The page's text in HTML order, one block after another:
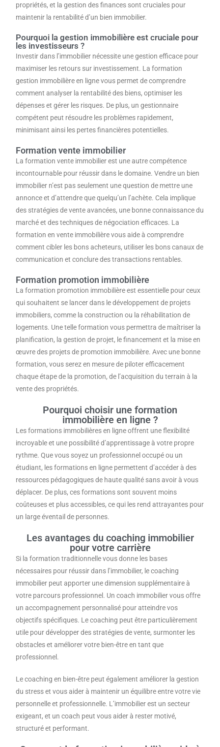
propriétés, et la gestion des finances sont cruciales pour
maintenir la rentabilité d’un bien immobilier.
Pourquoi la gestion immobilière est cruciale pour
les investisseurs ?
Investir dans l’immobilier nécessite une gestion efficace pour
maximiser les retours sur investissement. La formation
gestion immobilière en ligne vous permet de comprendre
comment analyser la rentabilité des biens, optimiser les
dépenses et gérer les risques. De plus, un gestionnaire
compétent peut résoudre les problèmes rapidement,
minimisant ainsi les pertes financières potentielles.
Formation vente immobilier
La formation vente immobilier est une autre compétence
incontournable pour réussir dans le domaine. Vendre un bien
immobilier n’est pas seulement une question de mettre une
annonce et d’attendre que quelqu’un l’achète. Cela implique
des stratégies de vente avancées, une bonne connaissance du
marché et des techniques de négociation efficaces. La
formation en vente immobilière vous aide à comprendre
comment cibler les bons acheteurs, utiliser les bons canaux de
communication et conclure des transactions rentables.
Formation promotion immobilière
La formation promotion immobilière est essentielle pour ceux
qui souhaitent se lancer dans le développement de projets
immobiliers, comme la construction ou la réhabilitation de
logements. Une telle formation vous permettra de maîtriser la
planification, la gestion de projet, le financement et la mise en
œuvre des projets de promotion immobilière. Avec une bonne
formation, vous serez en mesure de piloter efficacement
chaque étape de la promotion, de l’acquisition du terrain à la
vente des propriétés.
Pourquoi choisir une formation
immobilière en ligne ?
Les formations immobilières en ligne offrent une flexibilité
incroyable et une possibilité d’apprentissage à votre propre
rythme. Que vous soyez un professionnel occupé ou un
étudiant, les formations en ligne permettent d’accéder à des
ressources pédagogiques de haute qualité sans avoir à vous
déplacer. De plus, ces formations sont souvent moins
coûteuses et plus accessibles, ce qui les rend attrayantes pour
un large éventail de personnes.
Les avantages du coaching immobilier
pour votre carrière
Si la formation traditionnelle vous donne les bases
nécessaires pour réussir dans l’immobilier, le coaching
immobilier peut apporter une dimension supplémentaire à
votre parcours professionnel. Un coach immobilier vous offre
un accompagnement personnalisé pour atteindre vos
objectifs spécifiques. Le coaching peut être particulièrement
utile pour développer des stratégies de vente, surmonter les
obstacles et améliorer votre bien-être en tant que
professionnel.
Le coaching en bien-être peut également améliorer la gestion
du stress et vous aider à maintenir un équilibre entre votre vie
personnelle et professionnelle. L’immobilier est un secteur
exigeant, et un coach peut vous aider à rester motivé,
structuré et performant.